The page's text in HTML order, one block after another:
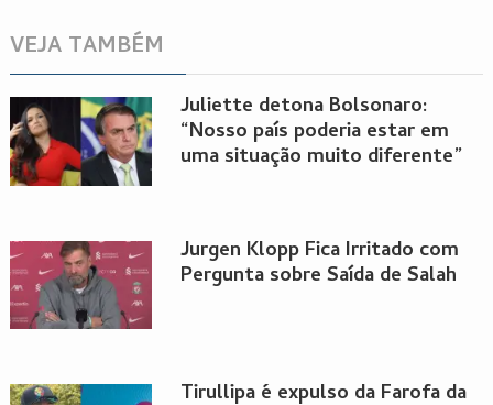
VEJA TAMBÉM
Juliette detona Bolsonaro:
“Nosso país poderia estar em
uma situação muito diferente”
Jurgen Klopp Fica Irritado com
Pergunta sobre Saída de Salah
Tirullipa é expulso da Farofa da